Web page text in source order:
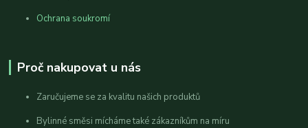
Ochrana soukromí
Proč nakupovat u nás
Zaručujeme se za kvalitu našich produktů
Bylinné směsi mícháme také zákazníkům na míru